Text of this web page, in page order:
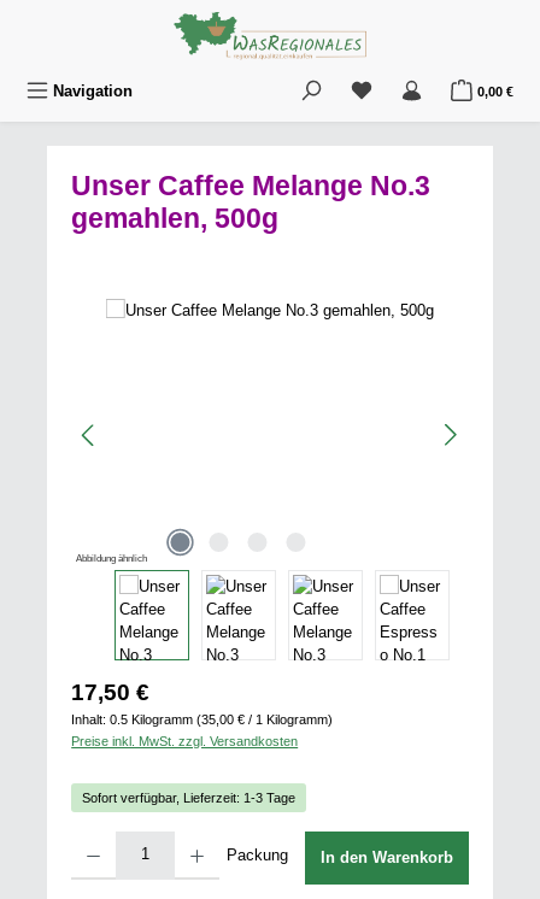
Zum Hauptinhalt springen
Navigation Du hast 0 Produkte
0,00 €
Unser Caffee Melange No.3
gemahlen, 500g
Bildergalerie überspringen
Abbildung ähnlich
Regulärer Preis:
17,50 €
Inhalt:0.5 Kilogramm(35,00 € / 1 Kilogramm)
Preise inkl. MwSt. zzgl. Versandkosten
Sofort verfügbar, Lieferzeit: 1-3 Tage
Packung In den Warenkorb